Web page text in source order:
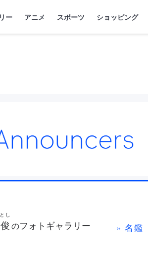
ー アニメ スポーツ ショッピング
し
のフォトギャラリー » 名鑑